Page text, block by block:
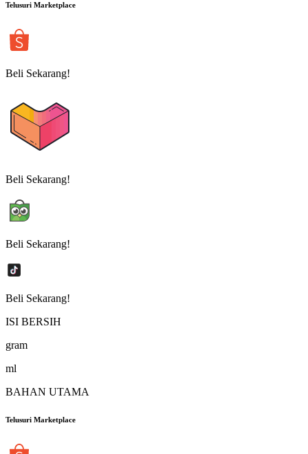
Telusuri Marketplace
Beli Sekarang!
Beli Sekarang!
Beli Sekarang!
Beli Sekarang!
ISI BERSIH
gram
ml
BAHAN UTAMA
Telusuri Marketplace